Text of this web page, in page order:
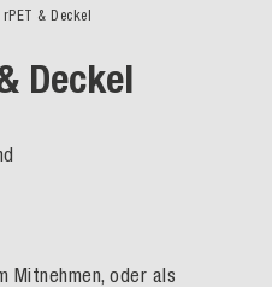
& Deckel
Deckel
Mitnehmen, oder als